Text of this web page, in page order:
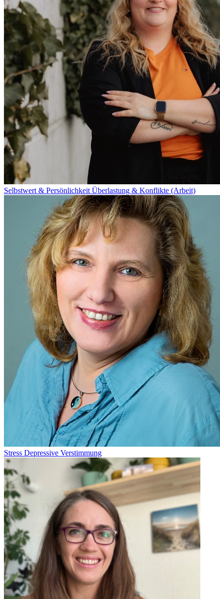
Selbstwert & Persönlichkeit Überlastung & Konflikte (Arbeit)
Stress Depressive Verstimmung